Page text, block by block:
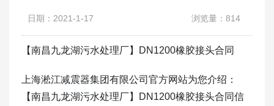
日期：2021-1-17 浏览量：814
【南昌九龙湖污水处理厂】DN1200橡胶接头合同
上海淞江减震器集团有限公司官方网站为您介绍：
【南昌九龙湖污水处理厂】DN1200橡胶接头合同信